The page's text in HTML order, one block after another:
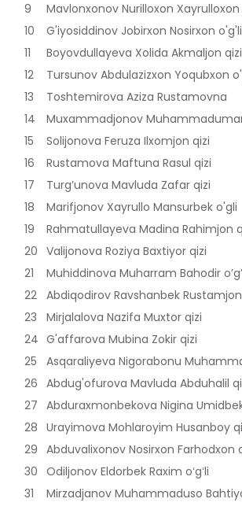
9
Mavlonxonov Nurilloxon
10
G'iyosiddinov Jobirxon Nosirxon o'g'li
11
Boyovdullayeva Xolida Akmaljon qizi
12
Tursunov Abdulazizxon Yoqubxon
13
Toshtemirova Aziza Rustamovna
14
Muxammadjonov
15
Solijonova Feruza Ilxomjon qizi
16
Rustamova Maftuna Rasul qizi
17
Turg’unova Mavluda Zafar qizi
18
Marifjonov Xayrullo Mansurbek o'gli
19
Rahmatullayeva Madina Rahimjon
20 Valijonova Roziya Baxtiyor qizi
21
Muhiddinova Muharram Bahodir
22 Abdiqodirov Ravshanbek
23
Mirjalalova Nazifa Muxtor qizi
24 G'affarova Mubina Zokir qizi
25
Asqaraliyeva Nigorabonu
26 Abdug'ofurova Mavluda Abduhalil
27 Abduraxmonbekova Nigina
28 Urayimova Mohlaroyim Husanboy
29 Abduvalixonov Nosirxon Farhodxon
30 Odiljonov Eldorbek Raxim oʻgʻli
31
Mirzadjanov Muhammaduso